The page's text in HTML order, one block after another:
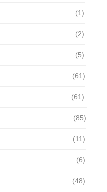
(1)
(2)
(5)
(61)
(61)
(85)
(11)
(6)
(48)